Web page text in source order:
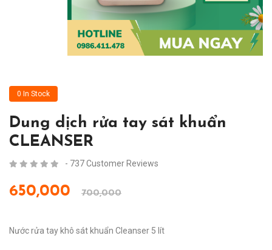
0 In Stock
Dung dịch rửa tay sát khuẩn
CLEANSER
- 737 Customer Reviews
650,000 700,000
Nước rửa tay khô sát khuẩn Cleanser 5 lít